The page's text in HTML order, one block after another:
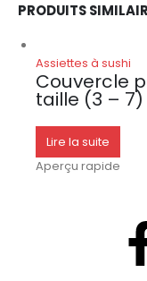
PRODUITS
Assiettes à sushi
Couvercle
taille (3 – 7)
Lire la suite
Aperçu rapide